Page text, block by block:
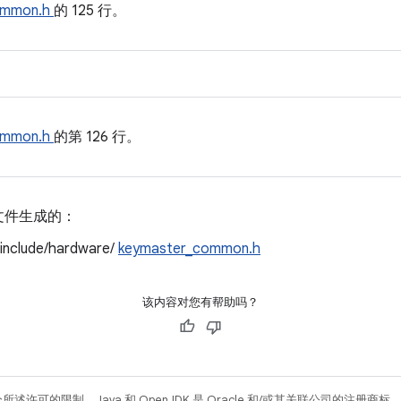
的 125 行。
的第 126 行。
生成的：
hardware/ keymaster_common.h
该内容对您有帮助吗？